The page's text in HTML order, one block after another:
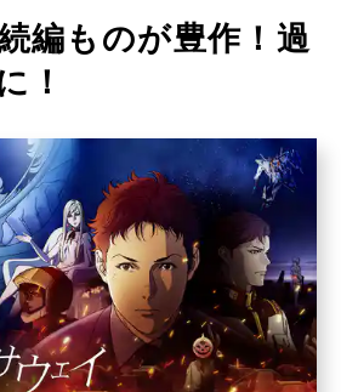
編ものが豊作！過
！